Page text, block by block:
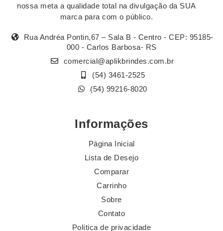
nossa meta a qualidade total na divulgação da SUA
marca para com o público.
Rua Andréa Pontin,67 – Sala B - Centro - CEP: 95185-
000 - Carlos Barbosa- RS
comercial@aplikbrindes.com.br
(54) 3461-2525
(54) 99216-8020
Informações
Página Inicial
Lista de Desejo
Comparar
Carrinho
Sobre
Contato
Política de privacidade